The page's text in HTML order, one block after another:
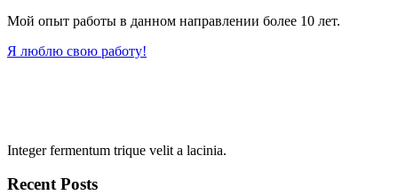
Мой опыт работы в данном направлении более 10 лет.
Я люблю свою работу!
Integer fermentum trique velit a lacinia.
Recent Posts